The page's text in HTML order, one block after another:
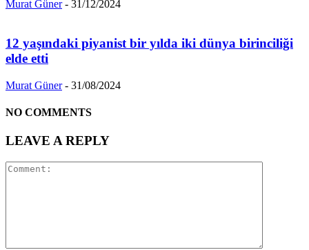
Murat Güner - 31/12/2024
12 yaşındaki piyanist bir yılda iki dünya birinciliği
elde etti
Murat Güner - 31/08/2024
NO COMMENTS
LEAVE A REPLY